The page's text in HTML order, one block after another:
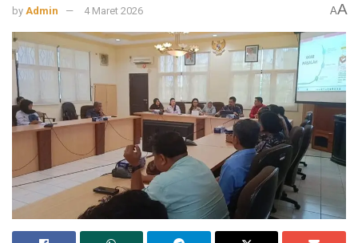
by Admin 4 Maret 2026 AA